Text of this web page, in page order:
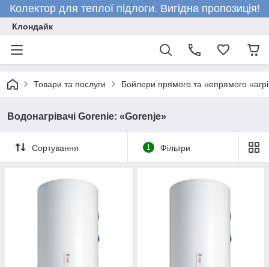
Колектор для теплої підлоги. Вигідна пропозиція!
Клондайк
Товари та послуги Бойлери прямого та непрямого
Водонагрівачі Gorenie: «Gorenje»
Сортування 1 Фільтри